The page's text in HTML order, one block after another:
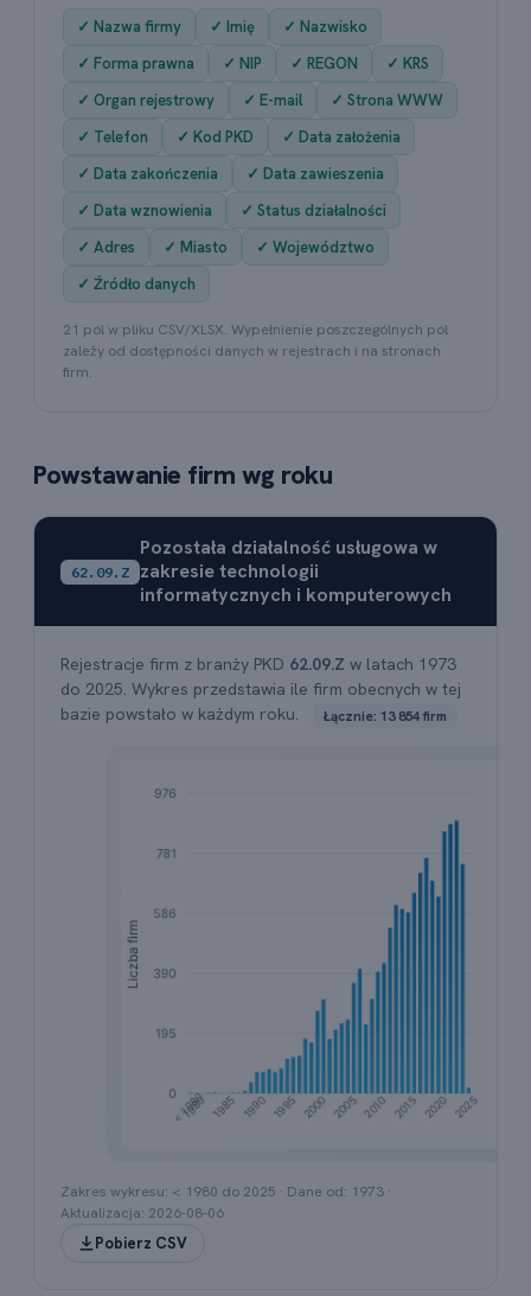
✓ Nazwa firmy ✓ Imię
✓ Nazwisko
✓ Forma prawna
✓ NIP ✓ REGON
✓ KRS
✓ Organ rejestrowy
✓ E-mail
✓ Strona WWW
✓ Telefon
✓ Kod PKD
✓ Data założenia
✓ Data zakończenia
✓ Data zawieszenia
✓ Data wznowienia
✓ Status działalności
✓ Adres
✓ Miasto
✓ Województwo
✓ Źródło danych
21 pól w pliku CSV/XLSX. Wypełnienie poszczególnych pól
zależy od dostępności danych w rejestrach i na stronach
firm.
Powstawanie firm wg roku
62.09.Z
Pozostała działalność usługowa w
zakresie technologii
informatycznych i komputerowych
Rejestracje firm z branży PKD 62.09.Z w latach 1973
do 2025. Wykres przedstawia ile firm obecnych w tej
bazie powstało w każdym roku.
Łącznie: 13 854 firm
Zakres wykresu: < 1980 do 2025 · Dane od: 1973 ·
Aktualizacja: 2026-08-06
Pobierz CSV